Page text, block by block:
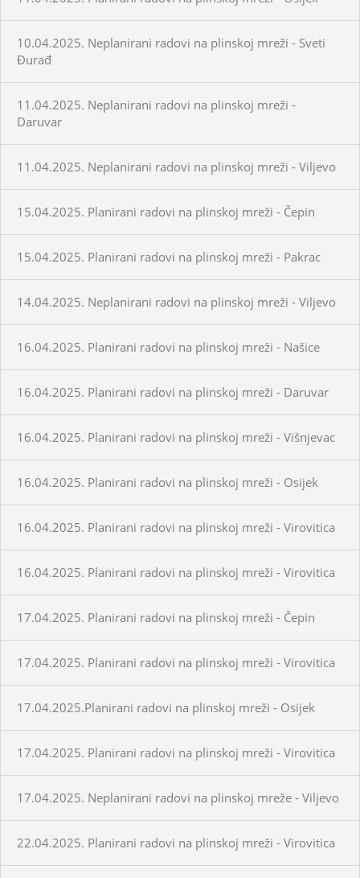
10.04.2025. Neplanirani radovi na plinskoj mreži - Sveti
Đurađ
11.04.2025. Neplanirani radovi na plinskoj mreži -
Daruvar
11.04.2025. Neplanirani radovi na plinskoj mreži - Viljevo
15.04.2025. Planirani radovi na plinskoj mreži - Čepin
15.04.2025. Planirani radovi na plinskoj mreži - Pakrac
14.04.2025. Neplanirani radovi na plinskoj mreži - Viljevo
16.04.2025. Planirani radovi na plinskoj mreži - Našice
16.04.2025. Planirani radovi na plinskoj mreži - Daruvar
16.04.2025. Planirani radovi na plinskoj mreži - Višnjevac
16.04.2025. Planirani radovi na plinskoj mreži - Osijek
16.04.2025. Planirani radovi na plinskoj mreži - Virovitica
16.04.2025. Planirani radovi na plinskoj mreži - Virovitica
17.04.2025. Planirani radovi na plinskoj mreži - Čepin
17.04.2025. Planirani radovi na plinskoj mreži - Virovitica
17.04.2025.Planirani radovi na plinskoj mreži - Osijek
17.04.2025. Planirani radovi na plinskoj mreži - Virovitica
17.04.2025. Neplanirani radovi na plinskoj mreže - Viljevo
22.04.2025. Planirani radovi na plinskoj mreži - Virovitica